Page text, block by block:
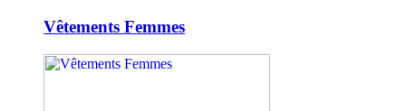
Vêtements Femmes